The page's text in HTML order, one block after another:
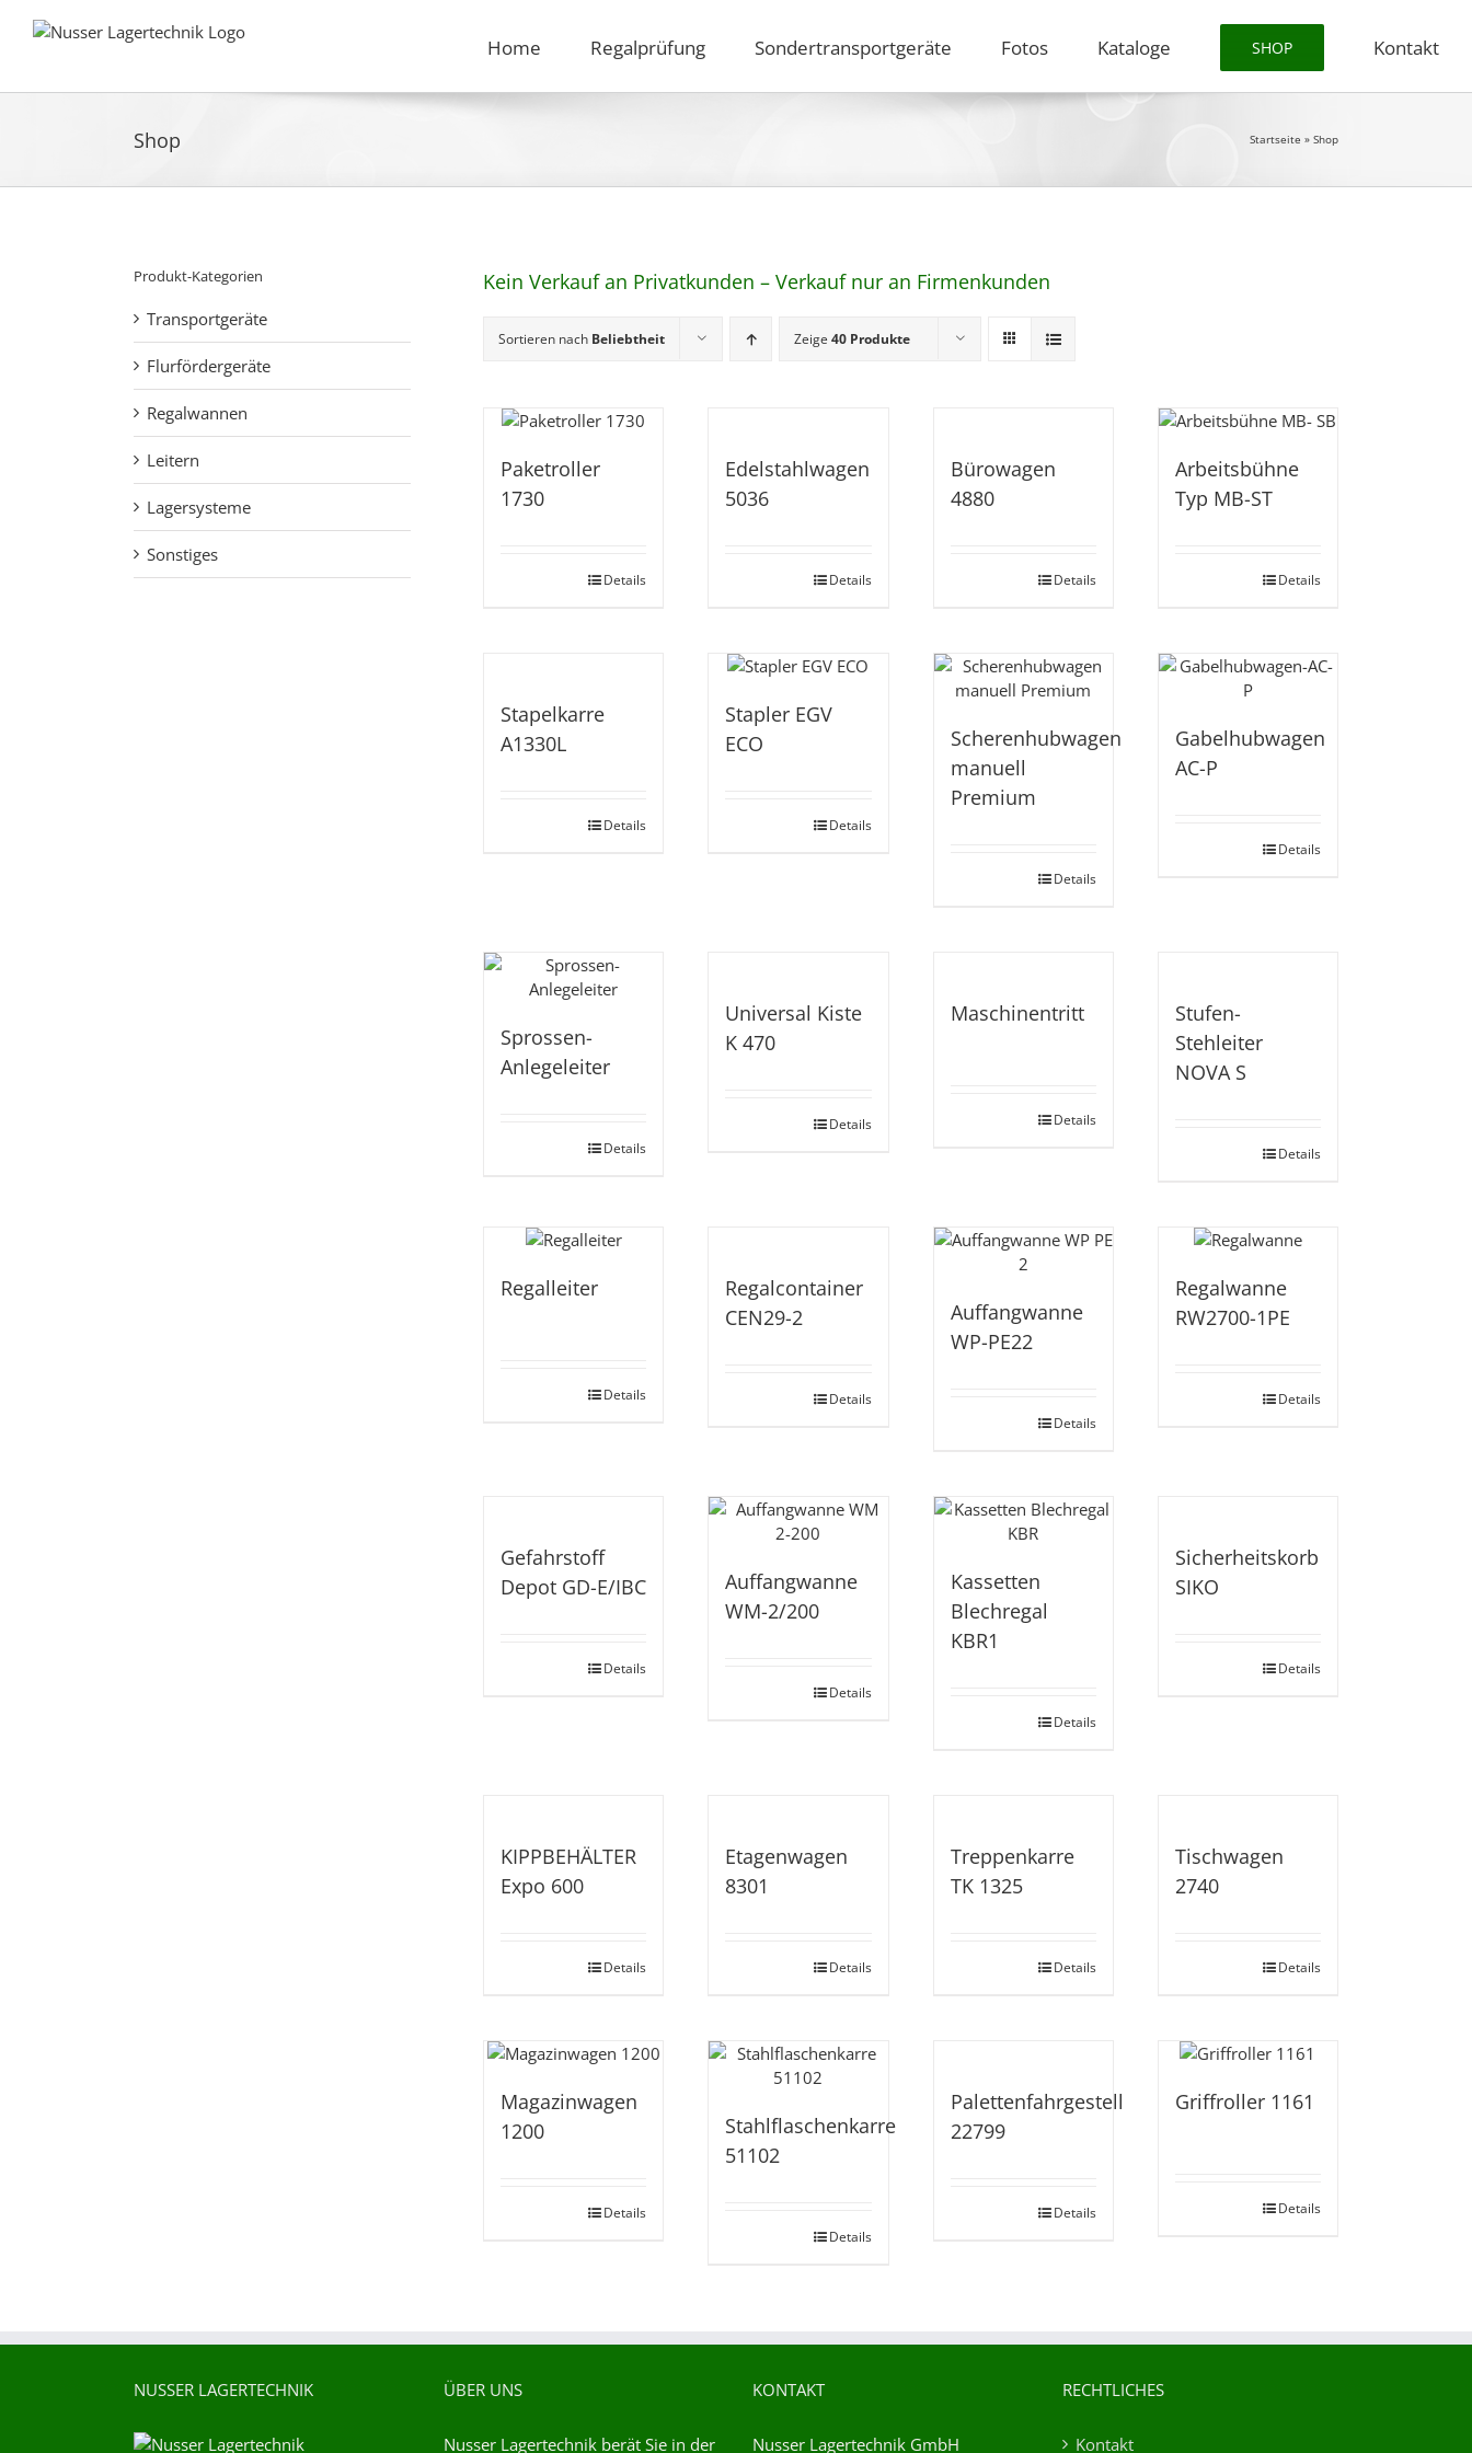
Inhalt
Home Regalprüfung Sondertransportgeräte Fotos Kataloge SHOP Kontakt
Shop Startseite » Shop
Kein Verkauf an Privatkunden – Verkauf nur an Firmenkunden
Sortieren nach Beliebtheit Zeige 40 Produkte
Paketroller
1730
Details
Edelstahlwagen
5036
Details
Bürowagen
4880
Details
Arbeitsbühne
Typ MB-ST
Details
Stapelkarre
A1330L
Details
Stapler EGV
ECO
Details
Scherenhubwagen
manuell
Premium
Details
Gabelhubwagen
AC-P
Details
Sprossen-
Anlegeleiter
Details
Universal Kiste
K 470
Details
Maschinentritt
Details
Stufen-
Stehleiter
NOVA S
Details
Regalleiter
Details
Regalcontainer
CEN29-2
Details
Auffangwanne
WP-PE22
Details
Regalwanne
RW2700-1PE
Details
Gefahrstoff
Depot GD-E/IBC
Details
Auffangwanne
WM-2/200
Details
Kassetten
Blechregal
KBR1
Details
Sicherheitskorb
SIKO
Details
KIPPBEHÄLTER
Expo 600
Details
Etagenwagen
8301
Details
Treppenkarre
TK 1325
Details
Tischwagen
2740
Details
Magazinwagen
1200
Details
Stahlflaschenkarre
51102
Details
Palettenfahrgestell
22799
Details
Griffroller 1161
Details
Produkt-Kategorien
Transportgeräte
Flurfördergeräte
Regalwannen
Leitern
Lagersysteme
Sonstiges
NUSSER LAGERTECHNIK ÜBER UNS
Nusser Lagertechnik berät Sie in der
KONTAKT
Nusser Lagertechnik GmbH
RECHTLICHES
Kontakt